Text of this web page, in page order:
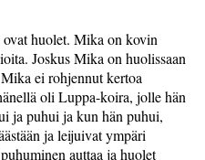
huolet. Mika on kovin
Joskus Mika on huolissaan
ei rohjennut kertoa
oli Luppa-koira, jolle hän
ja puhui ja kun hän puhui,
ja leijuivat ympäri
auttaa ja huolet